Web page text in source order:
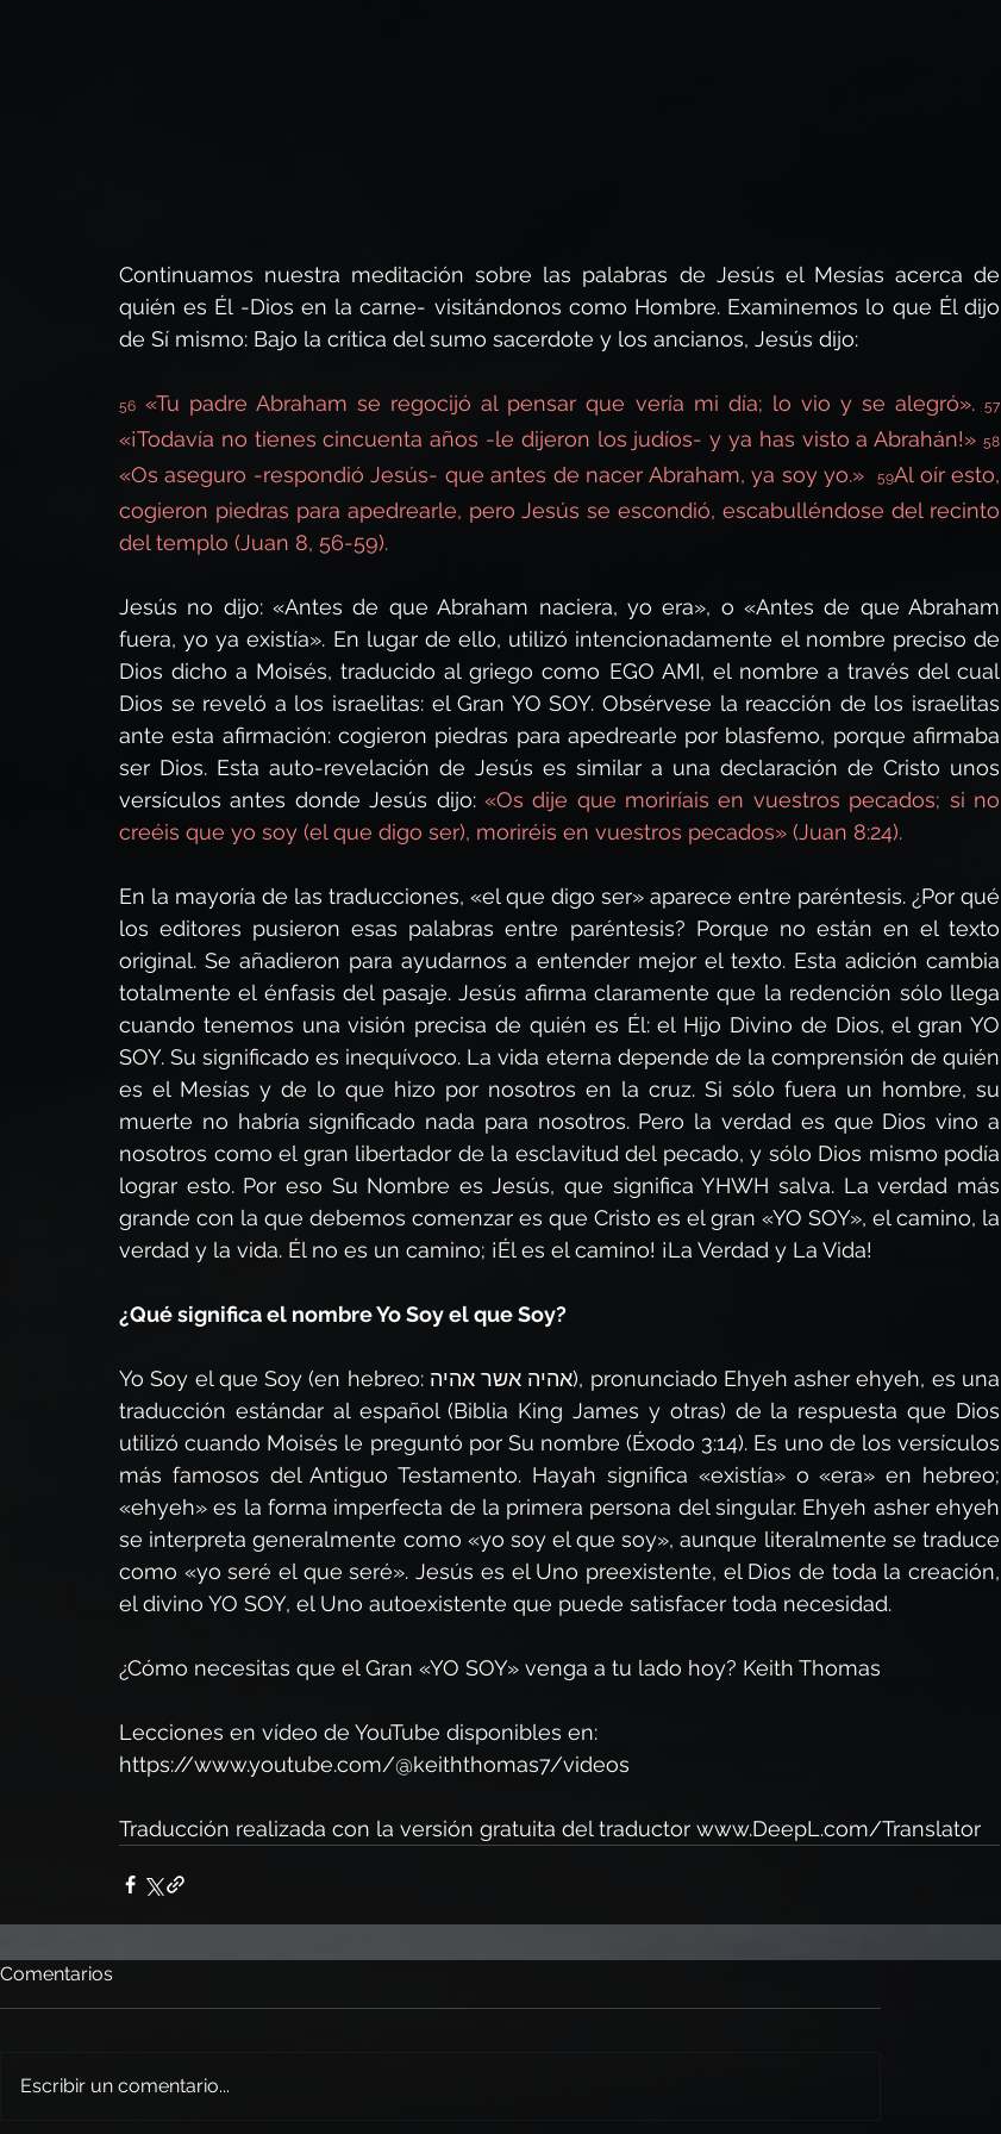
Continuamos nuestra meditación sobre las palabras de Jesús el Mesías acerca de
quién es Él -Dios en la carne- visitándonos como Hombre. Examinemos lo que Él dijo
de Sí mismo: Bajo la crítica del sumo sacerdote y los ancianos, Jesús dijo:
56 «Tu padre Abraham se regocijó al pensar que vería mi día; lo vio y se alegró». 57
«¡Todavía no tienes cincuenta años -le dijeron los judíos- y ya has visto a Abrahán!» 58
«Os aseguro -respondió Jesús- que antes de nacer Abraham, ya soy yo.» 59Al oír esto,
cogieron piedras para apedrearle, pero Jesús se escondió, escabulléndose del recinto
del templo (Juan 8, 56-59).
Jesús no dijo: «Antes de que Abraham naciera, yo era», o «Antes de que Abraham
fuera, yo ya existía». En lugar de ello, utilizó intencionadamente el nombre preciso de
Dios dicho a Moisés, traducido al griego como EGO AMI, el nombre a través del cual
Dios se reveló a los israelitas: el Gran YO SOY. Obsérvese la reacción de los israelitas
ante esta afirmación: cogieron piedras para apedrearle por blasfemo, porque afirmaba
ser Dios. Esta auto-revelación de Jesús es similar a una declaración de Cristo unos
versículos antes donde Jesús dijo: «Os dije que moriríais en vuestros pecados; si no
creéis que yo soy (el que digo ser), moriréis en vuestros pecados» (Juan 8:24).
En la mayoría de las traducciones, «el que digo ser» aparece entre paréntesis. ¿Por qué
los editores pusieron esas palabras entre paréntesis? Porque no están en el texto
original. Se añadieron para ayudarnos a entender mejor el texto. Esta adición cambia
totalmente el énfasis del pasaje. Jesús afirma claramente que la redención sólo llega
cuando tenemos una visión precisa de quién es Él: el Hijo Divino de Dios, el gran YO
SOY. Su significado es inequívoco. La vida eterna depende de la comprensión de quién
es el Mesías y de lo que hizo por nosotros en la cruz. Si sólo fuera un hombre, su
muerte no habría significado nada para nosotros. Pero la verdad es que Dios vino a
nosotros como el gran libertador de la esclavitud del pecado, y sólo Dios mismo podía
lograr esto. Por eso Su Nombre es Jesús, que significa YHWH salva. La verdad más
grande con la que debemos comenzar es que Cristo es el gran «YO SOY», el camino, la
verdad y la vida. Él no es un camino; ¡Él es el camino! ¡La Verdad y La Vida!
¿Qué significa el nombre Yo Soy el que Soy?
Yo Soy el que Soy (en hebreo: אהיה אשר אהיה), pronunciado Ehyeh asher ehyeh, es una
traducción estándar al español (Biblia King James y otras) de la respuesta que Dios
utilizó cuando Moisés le preguntó por Su nombre (Éxodo 3:14). Es uno de los versículos
más famosos del Antiguo Testamento. Hayah significa «existía» o «era» en hebreo;
«ehyeh» es la forma imperfecta de la primera persona del singular. Ehyeh asher ehyeh
se interpreta generalmente como «yo soy el que soy», aunque literalmente se traduce
como «yo seré el que seré». Jesús es el Uno preexistente, el Dios de toda la creación,
el divino YO SOY, el Uno autoexistente que puede satisfacer toda necesidad.
¿Cómo necesitas que el Gran «YO SOY» venga a tu lado hoy? Keith Thomas
Lecciones en vídeo de YouTube disponibles en:
https://www.youtube.com/@keiththomas7/videos
Traducción realizada con la versión gratuita del traductor www.DeepL.com/Translator
Comentarios
Escribir un comentario...